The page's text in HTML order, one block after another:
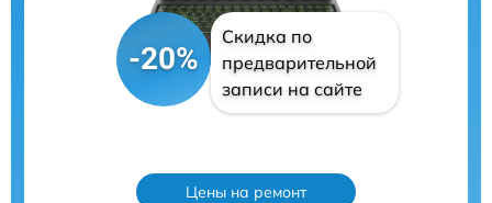
-20%
Скидка по
предварительной
записи на сайте
Цены на ремонт